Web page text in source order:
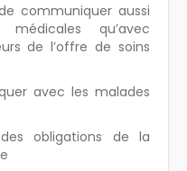
communiquer aussi
qu’avec
de l’offre de soins
avec les malades
obligations de la